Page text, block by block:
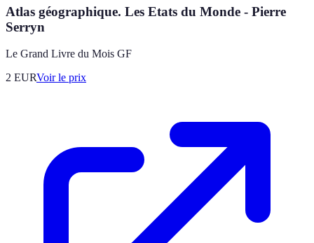
Atlas géographique. Les Etats du Monde - Pierre
Serryn
Le Grand Livre du Mois GF
2 EURVoir le prix